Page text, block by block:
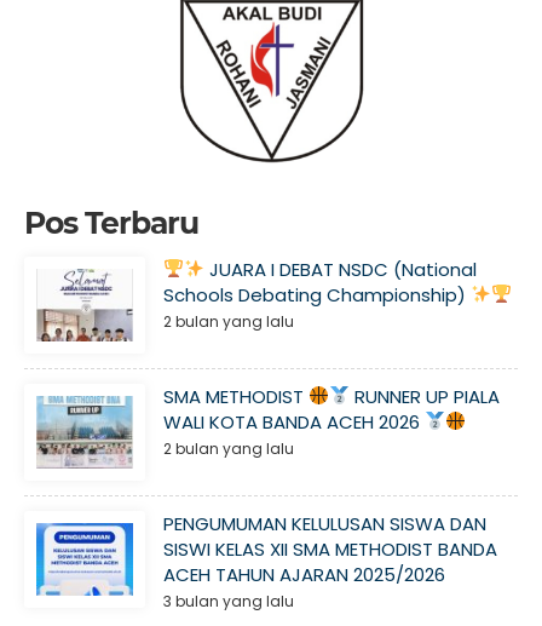
Pos Terbaru
JUARA I DEBAT NSDC (National
Schools Debating Championship)
2 bulan yang lalu
SMA METHODIST
RUNNER UP PIALA
WALI KOTA BANDA ACEH 2026
2 bulan yang lalu
PENGUMUMAN KELULUSAN SISWA DAN
SISWI KELAS XII SMA METHODIST BANDA
ACEH TAHUN AJARAN 2025/2026
3 bulan yang lalu